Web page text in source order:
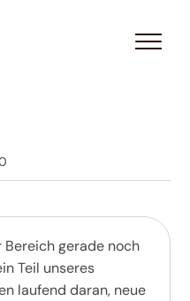
gerade noch
Teil unseres
laufend daran, neue